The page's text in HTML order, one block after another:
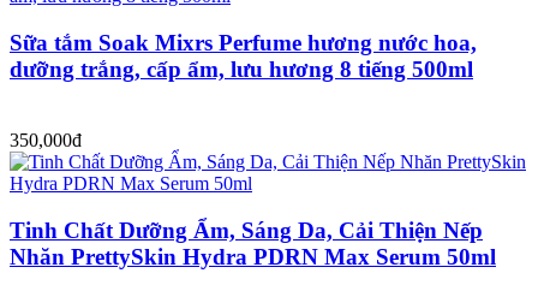
Sữa tắm Soak Mixrs Perfume hương nước hoa,
dưỡng trắng, cấp ẩm, lưu hương 8 tiếng 500ml
350,000đ
Tinh Chất Dưỡng Ẩm, Sáng Da, Cải Thiện Nếp
Nhăn PrettySkin Hydra PDRN Max Serum 50ml